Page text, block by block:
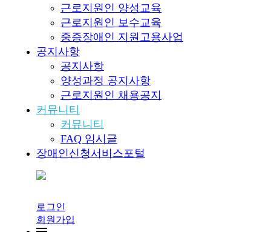
근로지원인 양성교육
근로지원인 보수교육
중증장애인 지원고용사업
공지사항
공지사항
양성과정 공지사항
근로지원인 채용공지
커뮤니티
커뮤니티
FAQ 임시글
장애인신청서비스포털
로그인
회원가입